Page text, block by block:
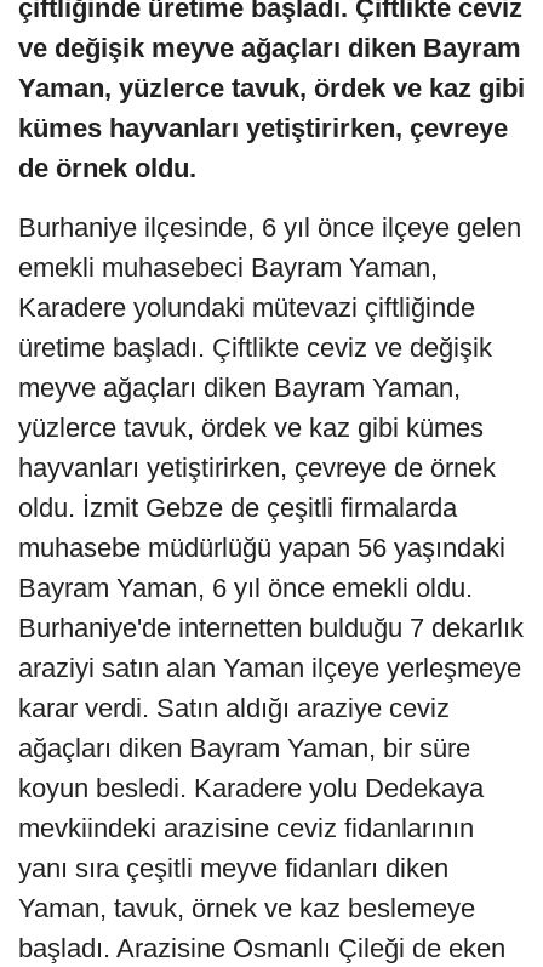
çiftliğinde üretime başladı. Çiftlikte ceviz
ve değişik meyve ağaçları diken Bayram
Yaman, yüzlerce tavuk, ördek ve kaz gibi
kümes hayvanları yetiştirirken, çevreye
de örnek oldu.
Burhaniye ilçesinde, 6 yıl önce ilçeye gelen
emekli muhasebeci Bayram Yaman,
Karadere yolundaki mütevazi çiftliğinde
üretime başladı. Çiftlikte ceviz ve değişik
meyve ağaçları diken Bayram Yaman,
yüzlerce tavuk, ördek ve kaz gibi kümes
hayvanları yetiştirirken, çevreye de örnek
oldu. İzmit Gebze de çeşitli firmalarda
muhasebe müdürlüğü yapan 56 yaşındaki
Bayram Yaman, 6 yıl önce emekli oldu.
Burhaniye'de internetten bulduğu 7 dekarlık
araziyi satın alan Yaman ilçeye yerleşmeye
karar verdi. Satın aldığı araziye ceviz
ağaçları diken Bayram Yaman, bir süre
koyun besledi. Karadere yolu Dedekaya
mevkiindeki arazisine ceviz fidanlarının
yanı sıra çeşitli meyve fidanları diken
Yaman, tavuk, örnek ve kaz beslemeye
başladı. Arazisine Osmanlı Çileği de eken